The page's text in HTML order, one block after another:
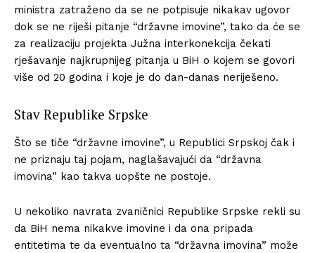
ministra zatraženo da se ne potpisuje nikakav ugovor
dok se ne riješi pitanje “državne imovine”, tako da će se
za realizaciju projekta Južna interkonekcija čekati
rješavanje najkrupnijeg pitanja u BiH o kojem se govori
više od 20 godina i koje je do dan-danas neriješeno.
Stav Republike Srpske
Što se tiče “državne imovine”, u Republici Srpskoj čak i
ne priznaju taj pojam, naglašavajući da “državna
imovina” kao takva uopšte ne postoje.
U nekoliko navrata zvaničnici Republike Srpske rekli su
da BiH nema nikakve imovine i da ona pripada
entitetima te da eventualno ta “državna imovina” može